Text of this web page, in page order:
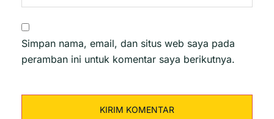
Simpan nama, email, dan situs web saya pada
peramban ini untuk komentar saya berikutnya.